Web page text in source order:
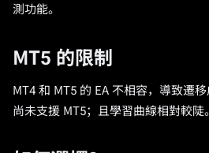
測功能。
MT5 的限制
MT4 和 MT5 的 EA 不相容，導致遷
尚未支援 MT5；且學習曲線相對較陡。